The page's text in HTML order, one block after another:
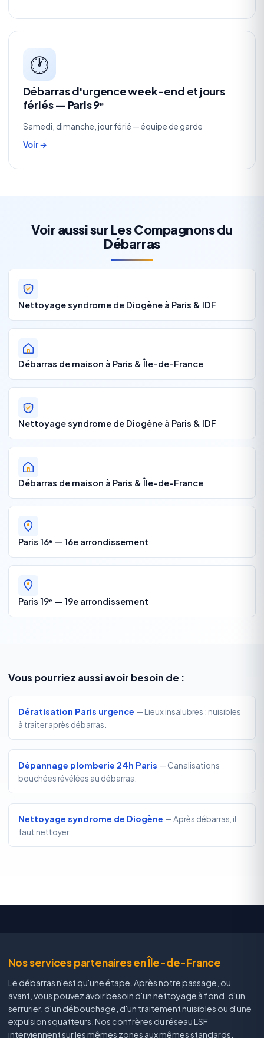
🕐
Débarras d'urgence week-end et jours
fériés — Paris 9ᵉ
Samedi, dimanche, jour férié — équipe de garde
Voir →
Voir aussi sur Les Compagnons du
Débarras
Nettoyage syndrome de Diogène à Paris & IDF
Débarras de maison à Paris & Île-de-France
Nettoyage syndrome de Diogène à Paris & IDF
Débarras de maison à Paris & Île-de-France
Paris 16ᵉ — 16e arrondissement
Paris 19ᵉ — 19e arrondissement
Vous pourriez aussi avoir besoin de :
Dératisation Paris urgence — Lieux insalubres : nuisibles
à traiter après débarras.
Dépannage plomberie 24h Paris — Canalisations
bouchées révélées au débarras.
Nettoyage syndrome de Diogène — Après débarras, il
faut nettoyer.
Nos services partenaires en Île-de-France
Le débarras n'est qu'une étape. Après notre passage, ou
avant, vous pouvez avoir besoin d'un nettoyage à fond, d'un
serrurier, d'un débouchage, d'un traitement nuisibles ou d'une
expulsion squatteurs. Nos confrères du réseau LSF
interviennent sur les mêmes zones aux mêmes standards.